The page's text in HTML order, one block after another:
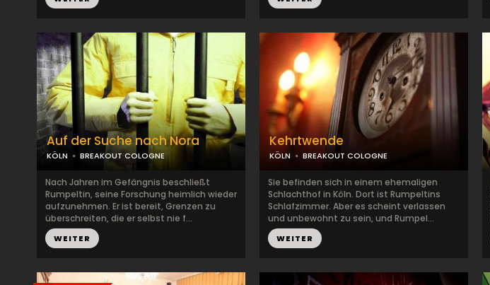
Auf der Suche nach Nora
KÖLN BREAKOUT COLOGNE
Nach Jahren im Gefängnis beschließt
Rumpeltin, seine Forschung heimlich wieder
aufzunehmen. Er ist bereit, Grenzen zu
überschreiten, die er selbst nie f...
WEITER
Kehrtwende
KÖLN BREAKOUT COLOGNE
Sie befinden sich in einem ehemaligen
Schlachthof in Köln. Dort ist Rumpeltins
Schlafzimmer. Aber es scheint verlassen
und unbewohnt zu sein, und Rumpel...
WEITER